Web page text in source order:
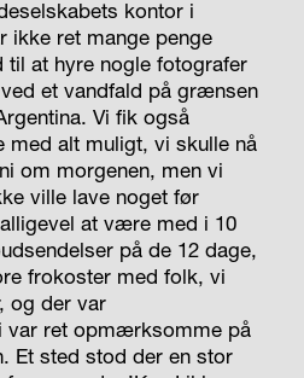
kontor i
ikke ret mange penge
at hyre nogle fotografer
et vandfald på grænsen
Vi fik også
med alt muligt, vi skulle nå
om morgenen, men vi
ville lave noget før
at være med i 10
på de 12 dage,
frokoster med folk, vi
og der var
var ret opmærksomme på
Et sted stod der en stor